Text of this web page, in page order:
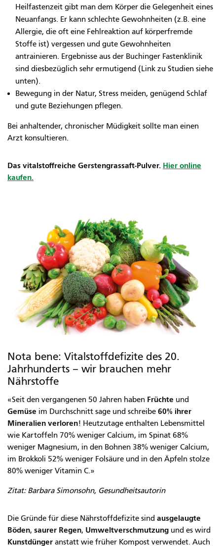
Heilfastenzeit gibt man dem Körper die Gelegenheit eines
Neuanfangs. Er kann schlechte Gewohnheiten (z.B. eine
Allergie, die oft eine Fehlreaktion auf körperfremde
Stoffe ist) vergessen und gute Gewohnheiten
antrainieren. Ergebnisse aus der Buchinger Fastenklinik
sind diesbezüglich sehr ermutigend (Link zu Studien siehe
unten).
Bewegung in der Natur, Stress meiden, genügend Schlaf
und gute Beziehungen pflegen.
Bei anhaltender, chronischer Müdigkeit sollte man einen
Arzt konsultieren.
Das vitalstoffreiche Gerstengrassaft-Pulver. Hier online
kaufen.
Nota bene: Vitalstoffdefizite des 20.
Jahrhunderts – wir brauchen mehr
Nährstoffe
«Seit den vergangenen 50 Jahren haben Früchte und
Gemüse im Durchschnitt sage und schreibe 60% ihrer
Mineralien verloren! Heutzutage enthalten Lebensmittel
wie Kartoffeln 70% weniger Calcium, im Spinat 68%
weniger Magnesium, in den Bohnen 38% weniger Calcium,
im Brokkoli 52% weniger Folsäure und in den Äpfeln stolze
80% weniger Vitamin C.»
Zitat: Barbara Simonsohn, Gesundheitsautorin
Die Gründe für diese Nährstoffdefizite sind ausgelaugte
Böden, saurer Regen, Umweltverschmutzung und es wird
Kunstdünger anstatt wie früher Kompost verwendet. Auch